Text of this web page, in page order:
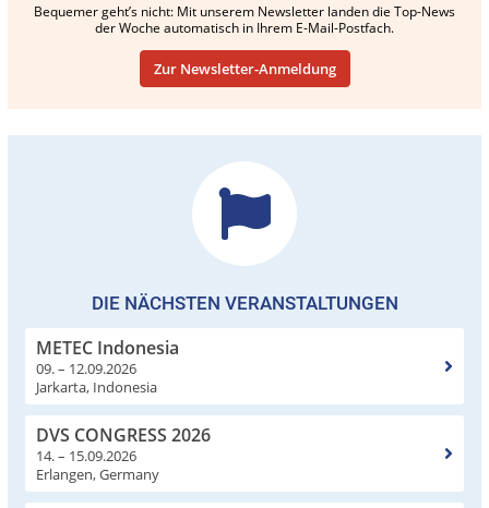
Bequemer geht’s nicht: Mit unserem Newsletter landen die Top-News
der Woche automatisch in Ihrem E-Mail-Postfach.
Zur Newsletter-Anmeldung
DIE NÄCHSTEN VERANSTALTUNGEN
METEC Indonesia
09. – 12.09.2026
Jarkarta, Indonesia
DVS CONGRESS 2026
14. – 15.09.2026
Erlangen, Germany